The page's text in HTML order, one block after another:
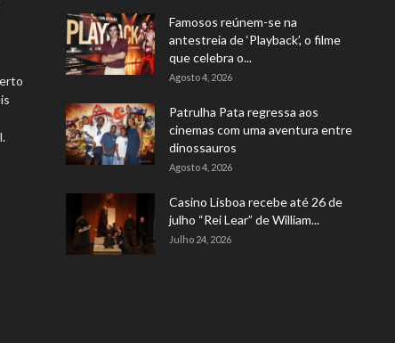
Famosos reúnem-se na
antestreia de ‘Playback’, o filme
que celebra o...
Agosto 4, 2026
Patrulha Pata regressa aos
cinemas com uma aventura entre
dinossauros
Agosto 4, 2026
Casino Lisboa recebe até 26 de
julho “Rei Lear” de William...
Julho 24, 2026